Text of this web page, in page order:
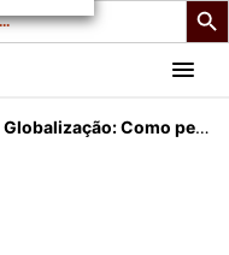
Globalização: Como pesquisador de IA, agora atribuo uma alta probabilidade a um apocalipse da IA.